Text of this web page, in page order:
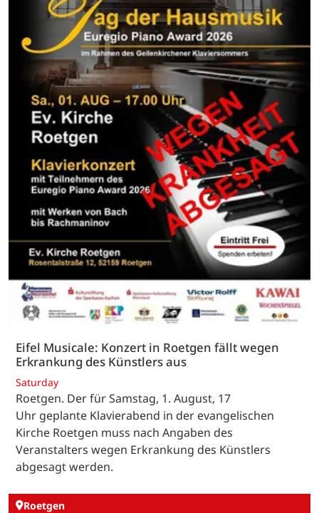
Eifel Musicale: Konzert in Roetgen fällt wegen
Erkrankung des Künstlers aus
Saturday
Roetgen. Der für Samstag, 1. August, 17
Uhr geplante Klavierabend in der evangelischen
Kirche Roetgen muss nach Angaben des
Veranstalters wegen Erkrankung des Künstlers
abgesagt werden.
Roetgen